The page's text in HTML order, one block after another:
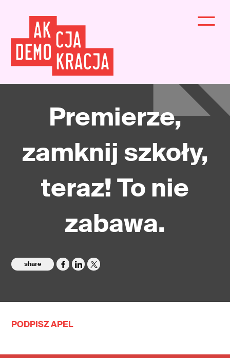
Premierze,
zamknij szkoły,
teraz! To nie
zabawa.
share
PODPISZ APEL